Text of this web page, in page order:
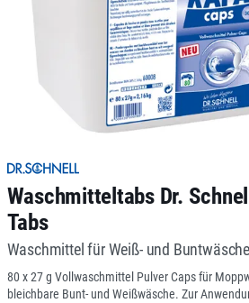
Waschmitteltabs Dr.
Tabs
Waschmittel für Weiß- und Buntwäsche
80 x 27 g Vollwaschmittel Pulver Caps für
bleichbare Bunt- und Weißwäsche. Zur